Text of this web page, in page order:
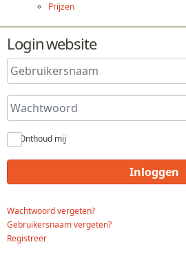
Prijzen
Login website
Gebruikersnaam
Wachtwoord
Onthoud mij
Inloggen
Wachtwoord vergeten?
Gebruikersnaam vergeten?
Registreer